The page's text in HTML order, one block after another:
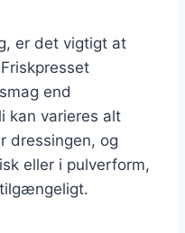
er det vigtigt at
end
kan varieres alt
dressingen, og
eller i pulverform,